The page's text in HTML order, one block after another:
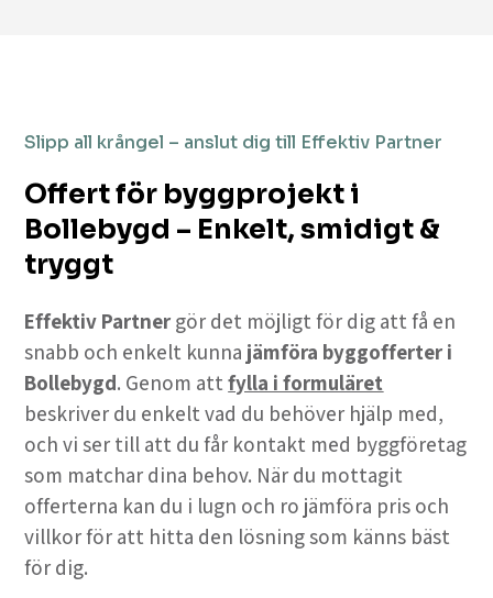
Slipp all krångel – anslut dig till Effektiv Partner
Offert för byggprojekt i
Bollebygd – Enkelt, smidigt &
tryggt
Effektiv Partner gör det möjligt för dig att få en
snabb och enkelt kunna jämföra byggofferter i
Bollebygd. Genom attfylla i formuläret
beskriver du enkelt vad du behöver hjälp med,
och vi ser till att du får kontakt med byggföretag
som matchar dina behov. När du mottagit
offerterna kan du i lugn och ro jämföra pris och
villkor för att hitta den lösning som känns bäst
för dig.